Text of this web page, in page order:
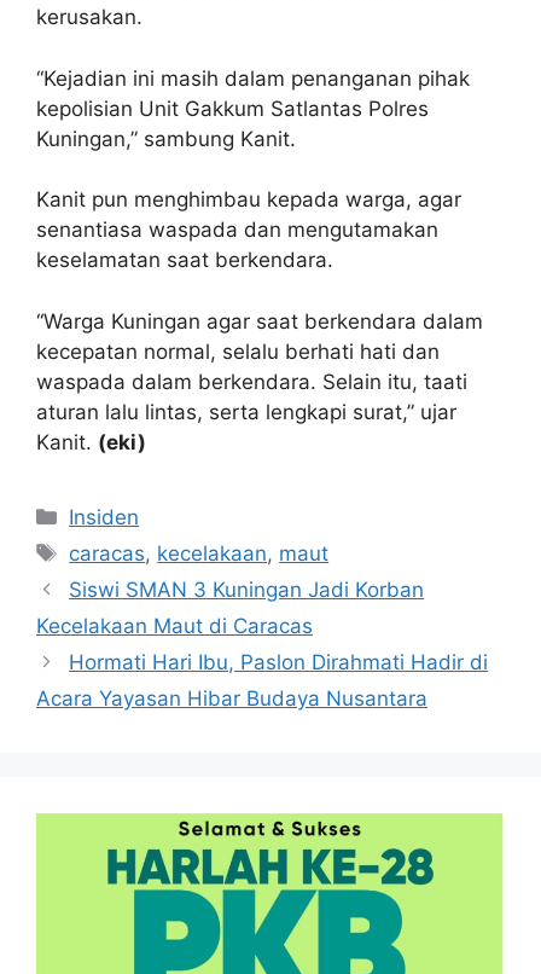
kerusakan.
“Kejadian ini masih dalam penanganan pihak
kepolisian Unit Gakkum Satlantas Polres
Kuningan,” sambung Kanit.
Kanit pun menghimbau kepada warga, agar
senantiasa waspada dan mengutamakan
keselamatan saat berkendara.
“Warga Kuningan agar saat berkendara dalam
kecepatan normal, selalu berhati hati dan
waspada dalam berkendara. Selain itu, taati
aturan lalu lintas, serta lengkapi surat,” ujar
Kanit. (eki)
Kategori
Insiden
Tag
caracas, kecelakaan, maut
Siswi SMAN 3 Kuningan Jadi Korban
Kecelakaan Maut di Caracas
Hormati Hari Ibu, Paslon Dirahmati Hadir di
Acara Yayasan Hibar Budaya Nusantara